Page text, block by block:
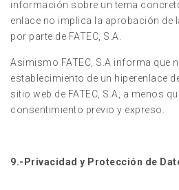
información sobre un tema
enlace no implica la aprobación de
por parte de FATEC, S.A.
Asimismo FATEC, S.A informa que
establecimiento de un hiperenlace
sitio web de FATEC, S.A, a menos
consentimiento previo y expreso.
9.-Privacidad y Protección de